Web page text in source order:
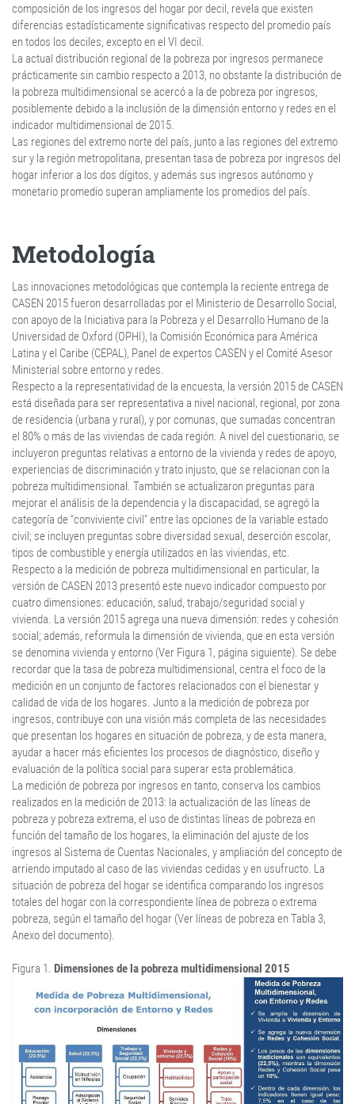
composición de los ingresos del hogar por decil, revela que existen
diferencias estadísticamente significativas respecto del promedio país
en todos los deciles, excepto en el VI decil.
La actual distribución regional de la pobreza por ingresos permanece
prácticamente sin cambio respecto a 2013, no obstante la distribución de
la pobreza multidimensional se acercó a la de pobreza por ingresos,
posiblemente debido a la inclusión de la dimensión entorno y redes en el
indicador multidimensional de 2015.
Las regiones del extremo norte del país, junto a las regiones del extremo
sur y la región metropolitana, presentan tasa de pobreza por ingresos del
hogar inferior a los dos dígitos, y además sus ingresos autónomo y
monetario promedio superan ampliamente los promedios del país.
Metodología
Las innovaciones metodológicas que contempla la reciente entrega de
CASEN 2015 fueron desarrolladas por el Ministerio de Desarrollo Social,
con apoyo de la Iniciativa para la Pobreza y el Desarrollo Humano de la
Universidad de Oxford (OPHI), la Comisión Económica para América
Latina y el Caribe (CEPAL), Panel de expertos CASEN y el Comité Asesor
Ministerial sobre entorno y redes.
Respecto a la representatividad de la encuesta, la versión 2015 de CASEN
está diseñada para ser representativa a nivel nacional, regional, por zona
de residencia (urbana y rural), y por comunas, que sumadas concentran
el 80% o más de las viviendas de cada región. A nivel del cuestionario, se
incluyeron preguntas relativas a entorno de la vivienda y redes de apoyo,
experiencias de discriminación y trato injusto, que se relacionan con la
pobreza multidimensional. También se actualizaron preguntas para
mejorar el análisis de la dependencia y la discapacidad, se agregó la
categoría de “conviviente civil” entre las opciones de la variable estado
civil; se incluyen preguntas sobre diversidad sexual, deserción escolar,
tipos de combustible y energía utilizados en las viviendas, etc.
Respecto a la medición de pobreza multidimensional en particular, la
versión de CASEN 2013 presentó este nuevo indicador compuesto por
cuatro dimensiones: educación, salud, trabajo/seguridad social y
vivienda. La versión 2015 agrega una nueva dimensión: redes y cohesión
social; además, reformula la dimensión de vivienda, que en esta versión
se denomina vivienda y entorno (Ver Figura 1, página siguiente). Se debe
recordar que la tasa de pobreza multidimensional, centra el foco de la
medición en un conjunto de factores relacionados con el bienestar y
calidad de vida de los hogares. Junto a la medición de pobreza por
ingresos, contribuye con una visión más completa de las necesidades
que presentan los hogares en situación de pobreza, y de esta manera,
ayudar a hacer más eficientes los procesos de diagnóstico, diseño y
evaluación de la política social para superar esta problemática.
La medición de pobreza por ingresos en tanto, conserva los cambios
realizados en la medición de 2013: la actualización de las líneas de
pobreza y pobreza extrema, el uso de distintas líneas de pobreza en
función del tamaño de los hogares, la eliminación del ajuste de los
ingresos al Sistema de Cuentas Nacionales, y ampliación del concepto de
arriendo imputado al caso de las viviendas cedidas y en usufructo. La
situación de pobreza del hogar se identifica comparando los ingresos
totales del hogar con la correspondiente línea de pobreza o extrema
pobreza, según el tamaño del hogar (Ver líneas de pobreza en Tabla 3,
Anexo del documento).
Figura 1. Dimensiones de la pobreza multidimensional 2015